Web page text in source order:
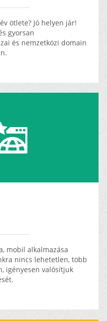
ötlete? Jó helyen jár!
gyorsan
és nemzetközi domain
mobil alkalmazása
nincs lehetetlen, több
igényesen valósítjuk